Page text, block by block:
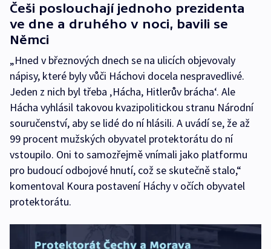
Češi poslouchají jednoho prezidenta
ve dne a druhého v noci, bavili se
Němci
„Hned v březnových dnech se na ulicích objevovaly
nápisy, které byly vůči Háchovi docela nespravedlivé.
Jeden z nich byl třeba ‚Hácha, Hitlerův brácha‘. Ale
Hácha vyhlásil takovou kvazipolitickou stranu Národní
souručenství, aby se lidé do ní hlásili. A uvádí se, že až
99 procent mužských obyvatel protektorátu do ní
vstoupilo. Oni to samozřejmě vnímali jako platformu
pro budoucí odbojové hnutí, což se skutečně stalo,“
komentoval Koura postavení Háchy v očích obyvatel
protektorátu.